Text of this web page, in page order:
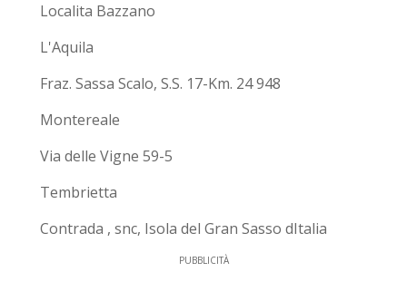
Localita Bazzano
L'Aquila
Fraz. Sassa Scalo, S.S. 17-Km. 24 948
Montereale
Via delle Vigne 59-5
Tembrietta
Contrada , snc, Isola del Gran Sasso dItalia
PUBBLICITÀ